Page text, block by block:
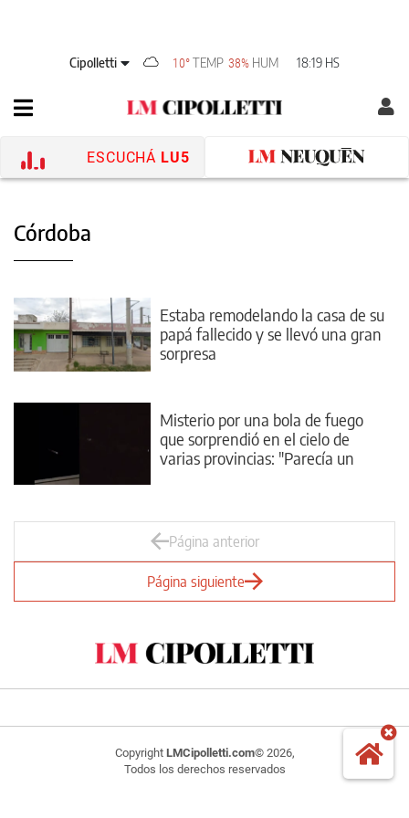
Cipolletti 10° TEMP 38% HUM 18:19 HS
ESCUCHÁ LU5
Córdoba
Estaba remodelando la casa de su
papá fallecido y se llevó una gran
sorpresa
Misterio por una bola de fuego
que sorprendió en el cielo de
varias provincias: "Parecía un
Página anterior
Página siguiente
Copyright LMCipolletti.com© 2026,
Todos los derechos reservados